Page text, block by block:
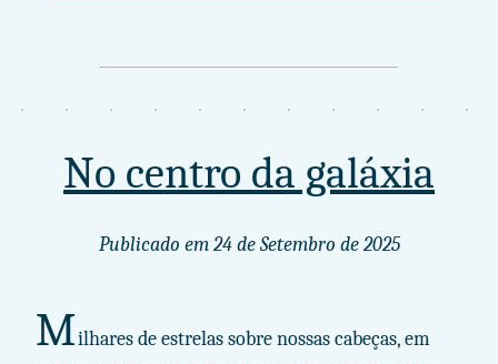
No centro da galáxia
Publicado em24 de Setembro de 2025
Milhares de estrelas sobre nossas cabeças, em